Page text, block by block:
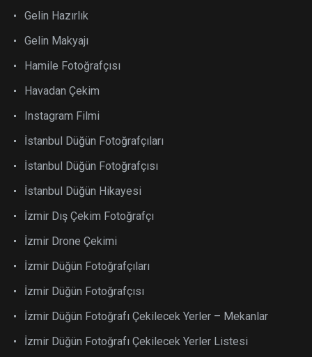
Gelin Hazırlık
Gelin Makyajı
Hamile Fotoğrafçısı
Havadan Çekim
Instagram Filmi
İstanbul Düğün Fotoğrafçıları
İstanbul Düğün Fotoğrafçısı
İstanbul Düğün Hikayesi
İzmir Dış Çekim Fotoğrafçı
İzmir Drone Çekimi
İzmir Düğün Fotoğrafçıları
İzmir Düğün Fotoğrafçısı
İzmir Düğün Fotoğrafı Çekilecek Yerler – Mekanlar
İzmir Düğün Fotoğrafı Çekilecek Yerler Listesi